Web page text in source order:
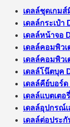
เดลล์ชุดเกมส์
เดลล์กระเป๋า
เดลล์หน้าจอ
เดลล์คอมพิว
เดลล์คอมพิว
เดลล์โน๊ตบุค
เดลล์คีย์บอร์
เดลล์แบตเตอ
เดลล์อุปกรณ์
เดลล์ต่อประ